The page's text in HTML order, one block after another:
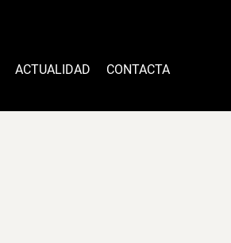
ACTUALIDAD CONTACTA